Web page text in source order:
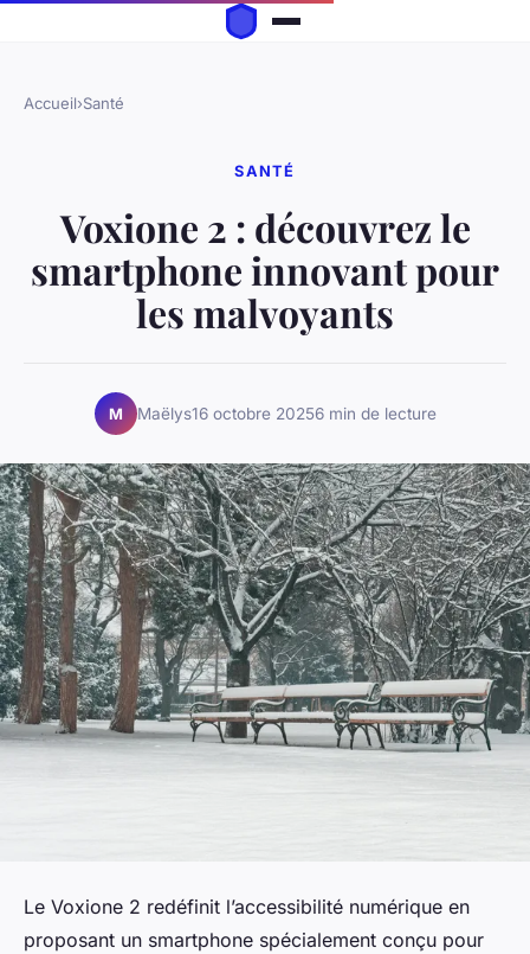
Accueil›Santé
SANTÉ
Voxione 2 : découvrez le
smartphone innovant pour
les malvoyants
M Maëlys16 octobre 20256 min de lecture
Le Voxione 2 redéfinit l’accessibilité numérique en
proposant un smartphone spécialement conçu pour